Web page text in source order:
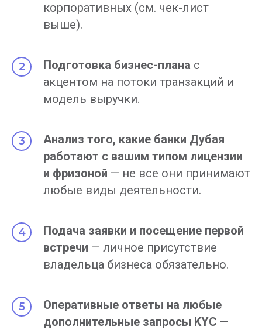
корпоративных (см. чек-лист
выше).
Подготовка бизнес-плана с
акцентом на потоки транзакций и
модель выручки.
Анализ того, какие банки Дубая
работают с вашим типом лицензии
и фризоной — не все они принимают
любые виды деятельности.
Подача заявки и посещение первой
встречи — личное присутствие
владельца бизнеса обязательно.
Оперативные ответы на любые
дополнительные запросы KYC —